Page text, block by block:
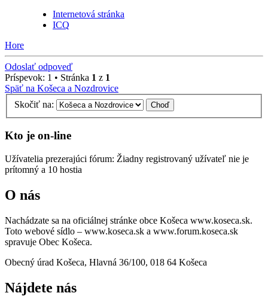
Internetová stránka
ICQ
Hore
Odoslať odpoveď
Príspevok: 1 • Stránka 1 z 1
Späť na Košeca a Nozdrovice
Skočiť na:
Kto je on-line
Užívatelia prezerajúci fórum: Žiadny registrovaný užívateľ nie je
prítomný a 10 hostia
O nás
Nachádzate sa na oficiálnej stránke obce Košeca www.koseca.sk.
Toto webové sídlo – www.koseca.sk a www.forum.koseca.sk
spravuje Obec Košeca.
Obecný úrad Košeca, Hlavná 36/100, 018 64 Košeca
Nájdete nás